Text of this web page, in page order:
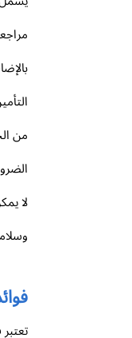
من
لا